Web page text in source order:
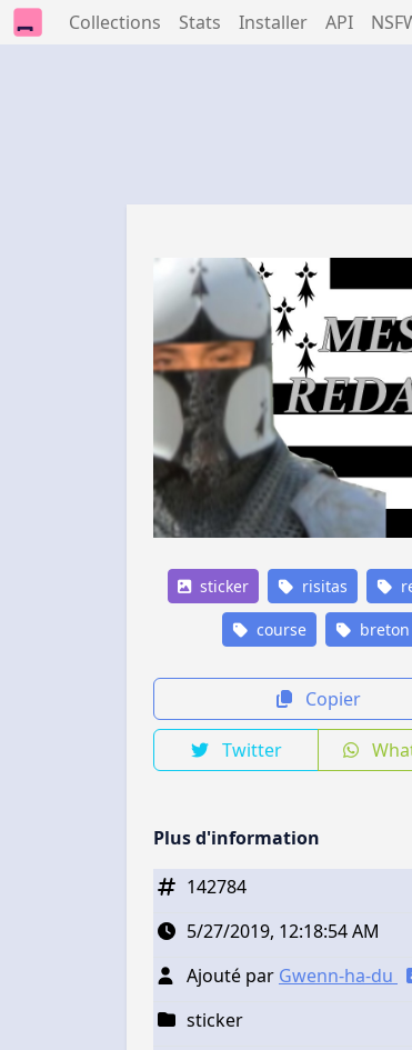
Collections Stats Installer API
sticker risitas
course breton
Copier
Twitter
Plus d'information
142784
5/27/2019, 12:18:54 AM
Ajouté par Gwenn-ha-du
sticker